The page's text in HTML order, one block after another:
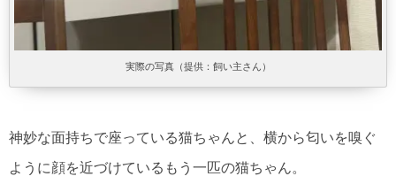
実際の写真（提供：飼い主さん）
神妙な面持ちで座っている猫ちゃんと、横から匂いを嗅ぐ
ように顔を近づけているもう一匹の猫ちゃん。